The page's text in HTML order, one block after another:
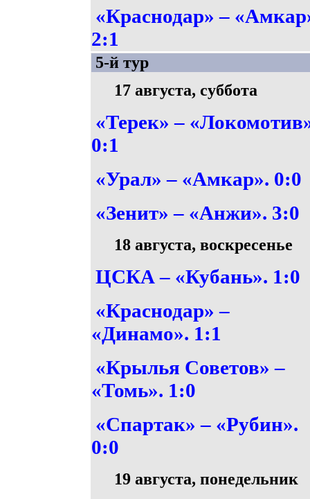
«Краснодар» –
2:1
5-й тур
17 августа, суббота
«Терек» –
0:1
«Урал» – «Амкар». 0:0
«Зенит» – «Анжи». 3:0
18 августа, воскресенье
ЦСКА – «Кубань». 1:0
«Краснодар» –
«Динамо». 1:1
«Крылья Советов» –
«Томь». 1:0
«Спартак» – «Рубин».
0:0
19 августа, понедельник